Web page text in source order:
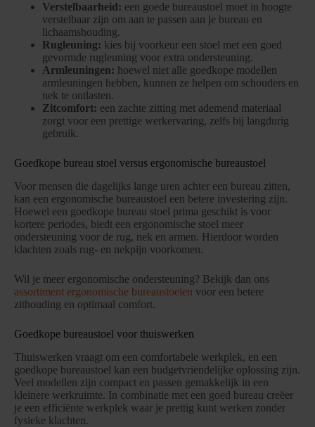
Verstelbaarheid: een goede bureaustoel moet in hoogte
verstelbaar zijn om aan te passen aan je bureau en
lichaamshouding.
Rugleuning: kies bij voorkeur een stoel met een goed
gevormde rugleuning voor extra ondersteuning.
Armleuningen: hoewel niet alle goedkope modellen
armleuningen hebben, kunnen ze helpen om schouders en
nek te ontlasten.
Zitcomfort: een zachte zitting met ademend materiaal
zorgt voor een prettige werkervaring, zelfs bij langdurig
gebruik.
Goedkope bureau stoel versus ergonomische bureaustoel
Voor mensen die dagelijks lange uren achter een bureau zitten,
kan een ergonomische bureaustoel een betere investering zijn.
Hoewel een goedkope bureau stoel prima geschikt is voor
kortere periodes, biedt een ergonomische stoel meer
ondersteuning voor de rug, nek en armen. Hierdoor worden
klachten zoals rug- en nekpijn voorkomen.
Wil je meer ergonomische ondersteuning? Bekijk dan ons
assortiment ergonomische bureaustoelen voor een betere
zithouding en optimaal comfort.
Goedkope bureaustoel voor thuiswerken
Thuiswerken vraagt om een comfortabele werkplek, en een
goedkope bureaustoel kan een budgetvriendelijke oplossing zijn.
Veel modellen zijn compact en passen gemakkelijk in een
kleinere werkruimte. In combinatie met een goed bureau creëer
je een efficiënte werkplek waar je prettig kunt werken zonder
fysieke klachten.